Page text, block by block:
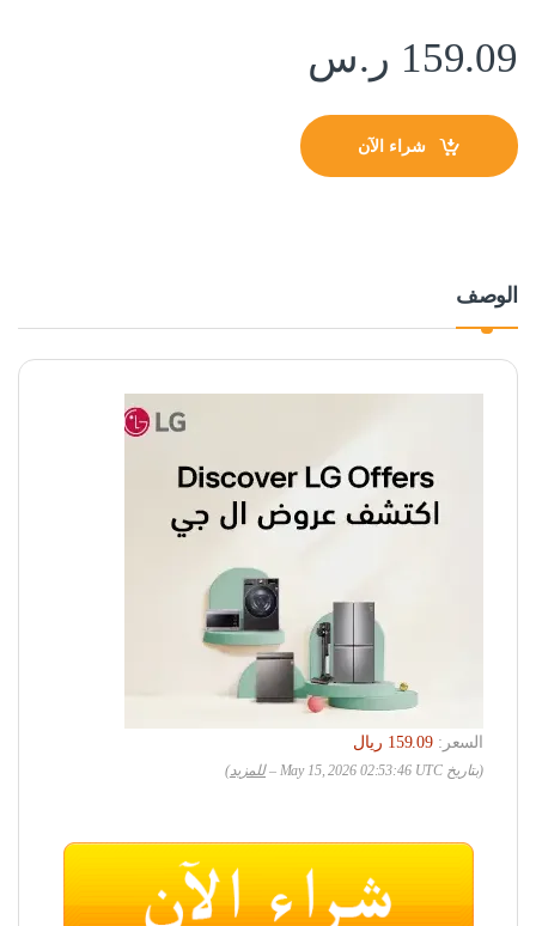
159.09 ر.س
شراء الآن
الوصف
السعر:
‏159.09 ريال
(بتاريخ May 15, 2026 02:53:46 UTC – للمزيد)